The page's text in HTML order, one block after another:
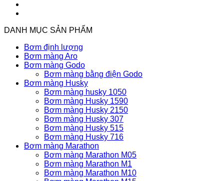
DANH MỤC SẢN PHẨM
Bơm định lượng
Bơm màng Aro
Bơm màng Godo
Bơm màng bằng điện Godo
Bơm màng Husky
Bơm màng husky 1050
Bơm màng Husky 1590
Bơm màng Husky 2150
Bơm màng Husky 307
Bơm màng Husky 515
Bơm màng Husky 716
Bơm màng Marathon
Bơm màng Marathon M05
Bơm màng Marathon M1
Bơm màng Marathon M10